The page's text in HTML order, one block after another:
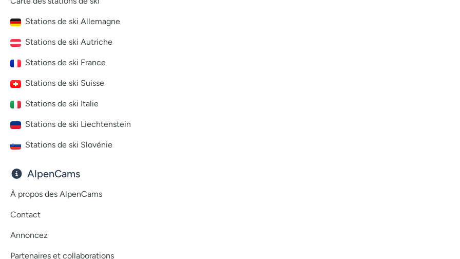
Stations de ski Allemagne
Stations de ski Autriche
Stations de ski France
Stations de ski Suisse
Stations de ski Italie
Stations de ski Liechtenstein
Stations de ski Slovénie
AlpenCams
À propos des AlpenCams
Contact
Annoncez
Partenaires et collaborations